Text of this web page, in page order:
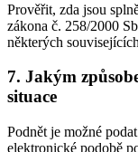
Prověřit, zda jsou
zákona č. 258/2000
některých
7. Jakým
situace
Podnět je možné
elektronické podobě